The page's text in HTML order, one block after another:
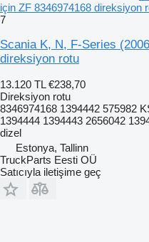
için ZF 8346974168 direksiyon
7
Scania K, N, F-Series
direksiyon rotu
13.120 TL €238,70
Direksiyon rotu
8346974168 1394442 575982
1394444 1394443 2656042
dizel
Estonya, Tallinn
TruckParts Eesti OÜ
Satıcıyla iletişime geç